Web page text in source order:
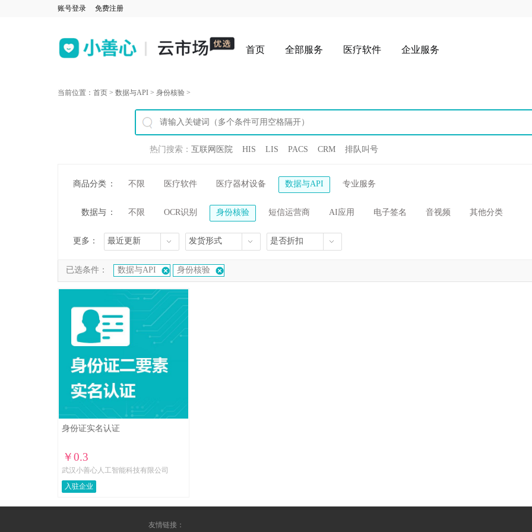
账号登录 免费注册
首页 全部服务 医疗软件 企业服务
当前位置： 首页 > 数据与API > 身份核验 >
热门搜索： 互联网医院 HIS LIS PACS CRM 排队叫号
商品分类 ： 不限 医疗软件 医疗器材设备 数据与API 专业服务
数据与 ： 不限 OCR识别 身份核验 短信运营商 AI应用 电子签名 音视频 其他分类
更多： 最近更新 发货形式 是否折扣
已选条件： 数据与API 身份核验
身份证实名认证
￥0.3
武汉小善心人工智能科技有限公司
入驻企业
友情链接：